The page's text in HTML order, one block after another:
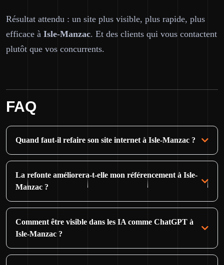
Résultat attendu : un site plus visible, plus rapide, plus
efficace à Isle-Manzac. Et des clients qui vous contactent
plutôt que vos concurrents.
FAQ
Quand faut-il refaire son site internet à Isle-Manzac ?
La refonte améliorera-t-elle mon référencement à Isle-
Manzac ?
Comment être visible dans les IA comme ChatGPT à
Isle-Manzac ?